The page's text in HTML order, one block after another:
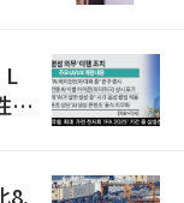
L
表
8.